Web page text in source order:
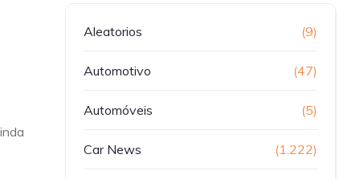
Aleatorios (9)
Automotivo (47)
Automóveis (5)
Car News (1.222)